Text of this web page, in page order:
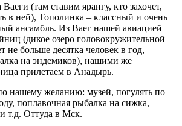
(там ставим ярангу, кто захочет,
в ней), Тополинка – классный и очень
ансамбль. Из Ваег нашей авиацией
(дикое озеро головокружительной
не больше десятка человек в год,
на эндемиков), нашими же
прилетаем в Анадырь.
нашему желанию: музей, погулять по
поплавочная рыбалка на сижка,
т.д. Оттуда в Мск.